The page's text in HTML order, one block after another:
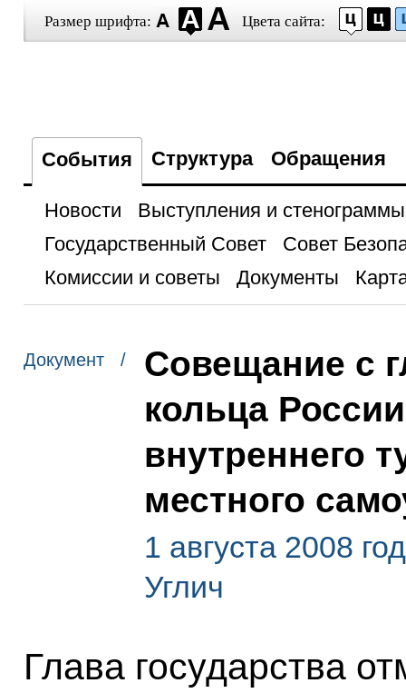
Размер шрифта: Цвета сайта:
События Структура Обращения
Новости
Выступления и стенограммы
Государственный Совет
Совет
Комиссии и советы
Документы
Документ /
Совещание с
кольца
внутреннего
местного
1 августа 2008
Углич
Глава государства